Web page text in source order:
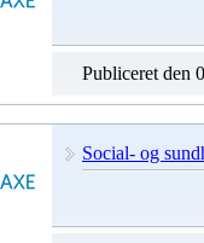
Publiceret den
Social- og